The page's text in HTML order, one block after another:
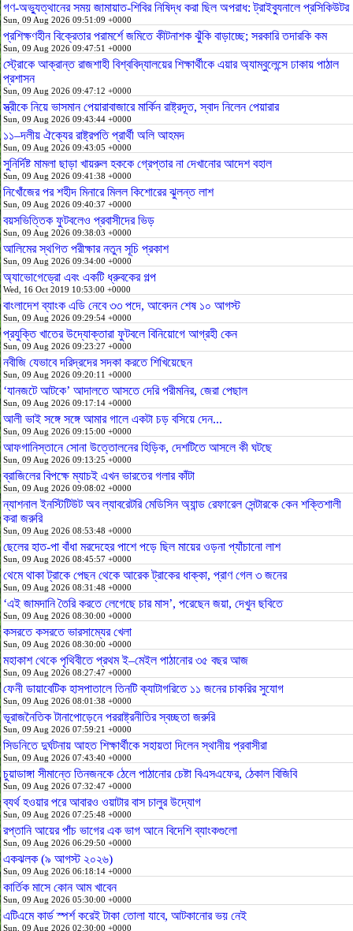
গণ-অভ্যুত্থানের সময় জামায়াত-শিবির নিষিদ্ধ করা ছিল অপরাধ: ট্রাইব্যুনালে প্রসিকিউটর
Sun, 09 Aug 2026 09:51:09 +0000
প্রশিক্ষণহীন বিক্রেতার পরামর্শে জমিতে কীটনাশক ঝুঁকি বাড়াচ্ছে; সরকারি তদারকি কম
Sun, 09 Aug 2026 09:47:51 +0000
স্ট্রোকে আক্রান্ত রাজশাহী বিশ্ববিদ্যালয়ের শিক্ষার্থীকে এয়ার অ্যাম্বুলেন্সে ঢাকায় পাঠাল
প্রশাসন
Sun, 09 Aug 2026 09:47:12 +0000
স্ত্রীকে নিয়ে ভাসমান পেয়ারাবাজারে মার্কিন রাষ্ট্রদূত, স্বাদ নিলেন পেয়ারার
Sun, 09 Aug 2026 09:43:44 +0000
১১–দলীয় ঐক্যের রাষ্ট্রপতি প্রার্থী অলি আহমদ
Sun, 09 Aug 2026 09:43:05 +0000
সুনির্দিষ্ট মামলা ছাড়া খায়রুল হককে গ্রেপ্তার না দেখানোর আদেশ বহাল
Sun, 09 Aug 2026 09:41:38 +0000
নিখোঁজের পর শহীদ মিনারে মিলল কিশোরের ঝুলন্ত লাশ
Sun, 09 Aug 2026 09:40:37 +0000
বয়সভিত্তিক ফুটবলেও প্রবাসীদের ভিড়
Sun, 09 Aug 2026 09:38:03 +0000
আলিমের স্থগিত পরীক্ষার নতুন সূচি প্রকাশ
Sun, 09 Aug 2026 09:34:00 +0000
অ্যাভোগেড্রো এবং একটি ধ্রুবকের গল্প
Wed, 16 Oct 2019 10:53:00 +0000
বাংলাদেশ ব্যাংক এডি নেবে ৩৩ পদে, আবেদন শেষ ১০ আগস্ট
Sun, 09 Aug 2026 09:29:54 +0000
প্রযুক্তি খাতের উদ্যোক্তারা ফুটবলে বিনিয়োগে আগ্রহী কেন
Sun, 09 Aug 2026 09:23:27 +0000
নবীজি যেভাবে দরিদ্রদের সদকা করতে শিখিয়েছেন
Sun, 09 Aug 2026 09:20:11 +0000
‘যানজটে আটকে’ আদালতে আসতে দেরি পরীমনির, জেরা পেছাল
Sun, 09 Aug 2026 09:17:14 +0000
আলী ভাই সঙ্গে সঙ্গে আমার গালে একটা চড় বসিয়ে দেন...
Sun, 09 Aug 2026 09:15:00 +0000
আফগানিস্তানে সোনা উত্তোলনের হিড়িক, দেশটিতে আসলে কী ঘটছে
Sun, 09 Aug 2026 09:13:25 +0000
ব্রাজিলের বিপক্ষে ম্যাচই এখন ভারতের গলার কাঁটা
Sun, 09 Aug 2026 09:08:02 +0000
ন্যাশনাল ইনস্টিটিউট অব ল্যাবরেটরি মেডিসিন অ্যান্ড রেফারেল সেন্টারকে কেন শক্তিশালী
করা জরুরি
Sun, 09 Aug 2026 08:53:48 +0000
ছেলের হাত-পা বাঁধা মরদেহের পাশে পড়ে ছিল মায়ের ওড়না প্যাঁচানো লাশ
Sun, 09 Aug 2026 08:45:57 +0000
থেমে থাকা ট্রাকে পেছন থেকে আরেক ট্রাকের ধাক্কা, প্রাণ গেল ৩ জনের
Sun, 09 Aug 2026 08:31:48 +0000
‘এই জামদানি তৈরি করতে লেগেছে চার মাস’, পরেছেন জয়া, দেখুন ছবিতে
Sun, 09 Aug 2026 08:30:00 +0000
কসরতে কসরতে ভারসাম্যের খেলা
Sun, 09 Aug 2026 08:30:00 +0000
মহাকাশ থেকে পৃথিবীতে প্রথম ই–মেইল পাঠানোর ৩৫ বছর আজ
Sun, 09 Aug 2026 08:27:47 +0000
ফেনী ডায়াবেটিক হাসপাতালে তিনটি ক্যাটাগরিতে ১১ জনের চাকরির সুযোগ
Sun, 09 Aug 2026 08:01:38 +0000
ভূরাজনৈতিক টানাপোড়েনে পররাষ্ট্রনীতির স্বচ্ছতা জরুরি
Sun, 09 Aug 2026 07:59:21 +0000
সিডনিতে দুর্ঘটনায় আহত শিক্ষার্থীকে সহায়তা দিলেন স্থানীয় প্রবাসীরা
Sun, 09 Aug 2026 07:43:40 +0000
চুয়াডাঙ্গা সীমান্তে তিনজনকে ঠেলে পাঠানোর চেষ্টা বিএসএফের, ঠেকাল বিজিবি
Sun, 09 Aug 2026 07:32:47 +0000
ব্যর্থ হওয়ার পরে আবারও ওয়াটার বাস চালুর উদ্যোগ
Sun, 09 Aug 2026 07:25:48 +0000
রপ্তানি আয়ের পাঁচ ভাগের এক ভাগ আনে বিদেশি ব্যাংকগুলো
Sun, 09 Aug 2026 06:29:50 +0000
একঝলক (৯ আগস্ট ২০২৬)
Sun, 09 Aug 2026 06:18:14 +0000
কার্তিক মাসে কোন আম খাবেন
Sun, 09 Aug 2026 05:30:00 +0000
এটিএমে কার্ড স্পর্শ করেই টাকা তোলা যাবে, আটকানোর ভয় নেই
Sun, 09 Aug 2026 02:30:00 +0000